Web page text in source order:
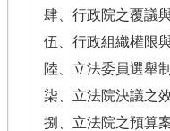
肆、行政院之覆議
伍、行政組織權限
陸、立法委員選舉
柒、立法院決議之
捌、立法院之預算